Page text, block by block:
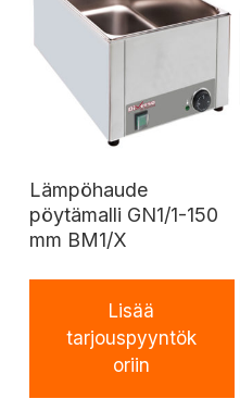
Lämpöhaude
pöytämalli GN1/1-150
mm BM1/X
Lisää
tarjouspyyntök
oriin